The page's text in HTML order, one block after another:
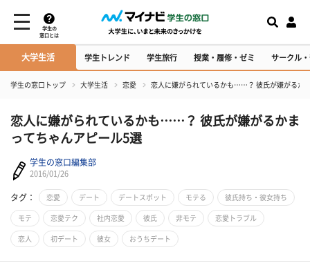
学生の
窓口とは
大学生活 学生トレンド 学生旅行 授業・履修・ゼミ サークル
学生の窓口トップ 大学生活 恋愛 恋人に嫌がられているかも……？ 彼氏が嫌がるか
恋人に嫌がられているかも……？ 彼氏が嫌がるかま
ってちゃんアピール5選
学生の窓口編集部
2016/01/26
タグ： 恋愛 デート デートスポット モテる 彼氏持ち・彼女持ち
モテ 恋愛テク 社内恋愛 彼氏 非モテ 恋愛トラブル
恋人 初デート 彼女 おうちデート